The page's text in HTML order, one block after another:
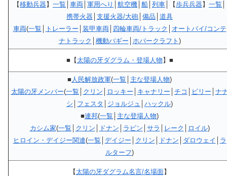
【移動兵器】 一覧 車両 軍用へり 航空機 船 列車 │【歩兵兵器】 一覧
携帯火器 支援火器/大砲 備品 道具
車両(一覧 トレーラー 装甲車両 四輪車両/トラック
オートバイ/コンテ
ナトラック
機動バギー ホバークラフト )
■【太陽の牙ダグラム・登場人物】■
■ 人民解放政軍(一覧 主な登場人物)
太陽の牙メンバー(一覧 クリン ロッキー キャナリー チコ ビリー ナ
シ
フェスタ ジョルジュ ハックル)
■連邦(一覧 主な登場人物)
カシム家(一覧 クリン ドナン ラビン サラ レーク ロイル)
ヒロイン・デイジー関連(一覧 デイジー クリン ドナン ダロウェイ
ラ
ルターフ)
【太陽の牙ダグラム名言/名場面】